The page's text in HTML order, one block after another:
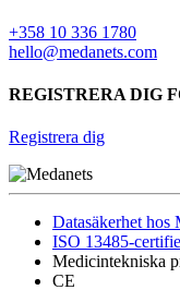
+358 10 336 1780
hello@medanets.com
REGISTRERA DIG
Registrera dig
Datasäkerhet hos
ISO 13485-
Medicintekniska
CE